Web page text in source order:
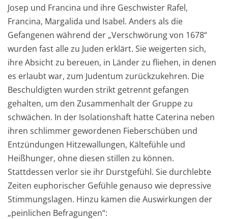
Josep und Francina und ihre Geschwister Rafel,
Francina, Margalida und Isabel. Anders als die
Gefangenen während der „Verschwörung von 1678“
wurden fast alle zu Juden erklärt. Sie weigerten sich,
ihre Absicht zu bereuen, in Länder zu fliehen, in denen
es erlaubt war, zum Judentum zurückzukehren. Die
Beschuldigten wurden strikt getrennt gefangen
gehalten, um den Zusammenhalt der Gruppe zu
schwächen. In der Isolationshaft hatte Caterina neben
ihren schlimmer gewordenen Fieberschüben und
Entzündungen Hitzewallungen, Kältefühle und
Heißhunger, ohne diesen stillen zu können.
Stattdessen verlor sie ihr Durstgefühl. Sie durchlebte
Zeiten euphorischer Gefühle genauso wie depressive
Stimmungslagen. Hinzu kamen die Auswirkungen der
„peinlichen Befragungen“: